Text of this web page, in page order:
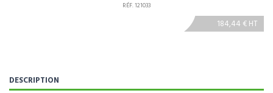
RÉF. 121033
184,44 € HT
DESCRIPTION